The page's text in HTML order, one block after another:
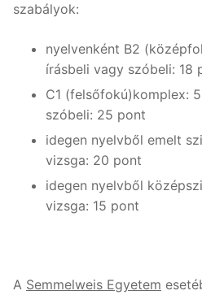
szabályok:
nyelvenként B2
írásbeli vagy szóbeli: 18
C1 (felsőfokú)komplex:
szóbeli: 25 pont
idegen nyelvből emelt
vizsga: 20 pont
idegen nyelvből
vizsga: 15 pont
A Semmelweis Egyetem